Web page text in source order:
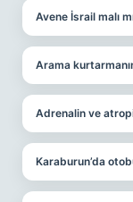
Avene İsrail malı
Arama
Adrenalin ve
Karaburun’da